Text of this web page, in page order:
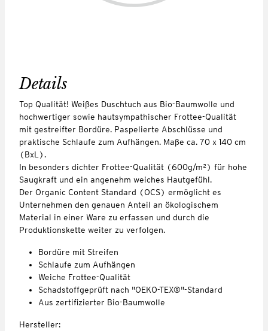
Details
Top Qualität! Weißes Duschtuch aus Bio-Baumwolle und
hochwertiger sowie hautsympathischer Frottee-Qualität
mit gestreifter Bordüre. Paspelierte Abschlüsse und
praktische Schlaufe zum Aufhängen. Maße ca. 70 x 140 cm
(BxL).
In besonders dichter Frottee-Qualität (600g/m²) für hohe
Saugkraft und ein angenehm weiches Hautgefühl.
Der Organic Content Standard (OCS) ermöglicht es
Unternehmen den genauen Anteil an ökologischem
Material in einer Ware zu erfassen und durch die
Produktionskette weiter zu verfolgen.
Bordüre mit Streifen
Schlaufe zum Aufhängen
Weiche Frottee-Qualität
Schadstoffgeprüft nach "OEKO-TEX®"-Standard
Aus zertifizierter Bio-Baumwolle
Hersteller: